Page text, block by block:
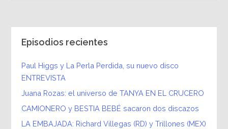
Episodios recientes
Paul Higgs y La Perla Perdida, su nuevo disco
ENTREVISTA
Juana Rozas: el universo de TANYA EN EL CRUCERO
CAMIONERO y BESTIA BEBÉ sacaron dos discazos
LA EMBAJADA: Richard Villegas (RD) y Trillones (MEX)